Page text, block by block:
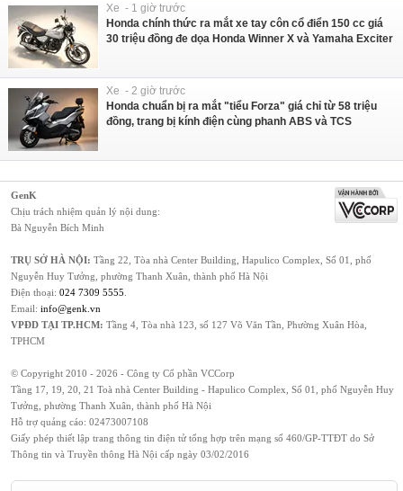
Xe - 1 giờ trước
Honda chính thức ra mắt xe tay côn cổ điển 150 cc giá
30 triệu đồng đe dọa Honda Winner X và Yamaha Exciter
Xe - 2 giờ trước
Honda chuẩn bị ra mắt "tiểu Forza" giá chỉ từ 58 triệu
đồng, trang bị kính điện cùng phanh ABS và TCS
GenK
Chịu trách nhiệm quản lý nội dung:
Bà Nguyễn Bích Minh
TRỤ SỞ HÀ NỘI: Tầng 22, Tòa nhà Center Building, Hapulico Complex, Số 01, phố
Nguyễn Huy Tưởng, phường Thanh Xuân, thành phố Hà Nội
Điện thoại: 024 7309 5555
Email: info@genk.vn
VPĐD TẠI TP.HCM: Tầng 4, Tòa nhà 123, số 127 Võ Văn Tần, Phường Xuân Hòa,
TPHCM
© Copyright 2010 - 2026 - Công ty Cổ phần VCCorp
Tầng 17, 19, 20, 21 Toà nhà Center Building - Hapulico Complex, Số 01, phố Nguyễn Huy
Tưởng, phường Thanh Xuân, thành phố Hà Nội
Hỗ trợ quảng cáo: 02473007108
Giấy phép thiết lập trang thông tin điện tử tổng hợp trên mạng số 460/GP-TTĐT do Sở
Thông tin và Truyền thông Hà Nội cấp ngày 03/02/2016